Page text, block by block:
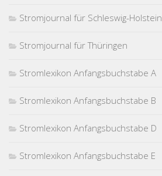
Stromjournal für Schleswig-Holstein
Stromjournal für Thüringen
Stromlexikon Anfangsbuchstabe A
Stromlexikon Anfangsbuchstabe B
Stromlexikon Anfangsbuchstabe D
Stromlexikon Anfangsbuchstabe E